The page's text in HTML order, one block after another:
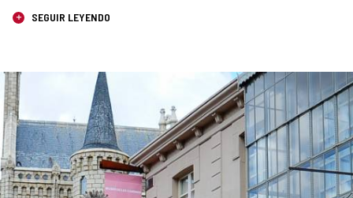
SEGUIR LEYENDO
GALERÍA
DE
IMÁGENES
Número
de
diapositivas:
4